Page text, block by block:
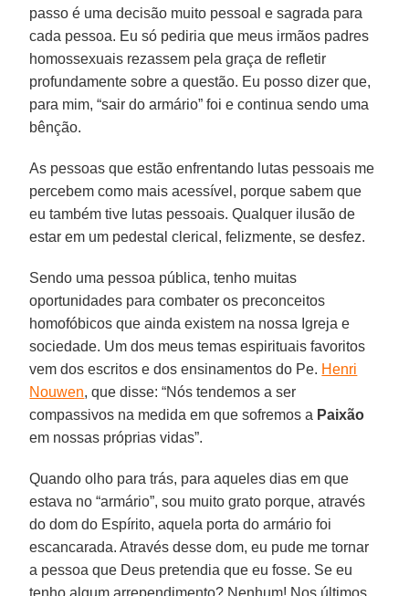
passo é uma decisão muito pessoal e sagrada para
cada pessoa. Eu só pediria que meus irmãos padres
homossexuais rezassem pela graça de refletir
profundamente sobre a questão. Eu posso dizer que,
para mim, “sair do armário” foi e continua sendo uma
bênção.
As pessoas que estão enfrentando lutas pessoais me
percebem como mais acessível, porque sabem que
eu também tive lutas pessoais. Qualquer ilusão de
estar em um pedestal clerical, felizmente, se desfez.
Sendo uma pessoa pública, tenho muitas
oportunidades para combater os preconceitos
homofóbicos que ainda existem na nossa Igreja e
sociedade. Um dos meus temas espirituais favoritos
vem dos escritos e dos ensinamentos do Pe. Henri
Nouwen, que disse: “Nós tendemos a ser
compassivos na medida em que sofremos a Paixão
em nossas próprias vidas”.
Quando olho para trás, para aqueles dias em que
estava no “armário”, sou muito grato porque, através
do dom do Espírito, aquela porta do armário foi
escancarada. Através desse dom, eu pude me tornar
a pessoa que Deus pretendia que eu fosse. Se eu
tenho algum arrependimento? Nenhum! Nos últimos